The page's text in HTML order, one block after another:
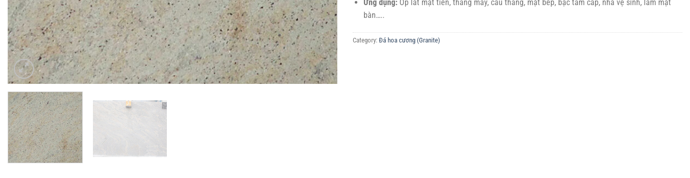
Ứng dụng:Ốp lát mặt tiền, thang máy, cầu thang, mặt bếp, bậc tam cấp, nhà vệ sinh, làm mặt
bàn…..
Category: Đá hoa cương (Granite)